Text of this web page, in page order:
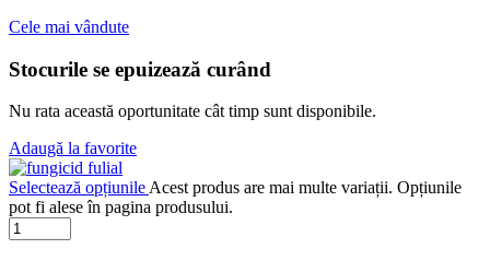
Cele mai vândute
Stocurile se epuizează curând
Nu rata această oportunitate cât timp sunt disponibile.
Adaugă la favorite
Selectează opțiunile Acest produs are mai multe variații. Opțiunile
pot fi alese în pagina produsului.